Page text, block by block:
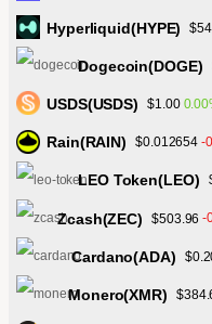
Hyperliquid(HYPE)
Dogecoin(DOGE)
USDS(USDS) $1.00
Rain(RAIN) $0.012654 -
LEO Token(LEO)
Zcash(ZEC) $503.96 -
Cardano(ADA)
Monero(XMR)